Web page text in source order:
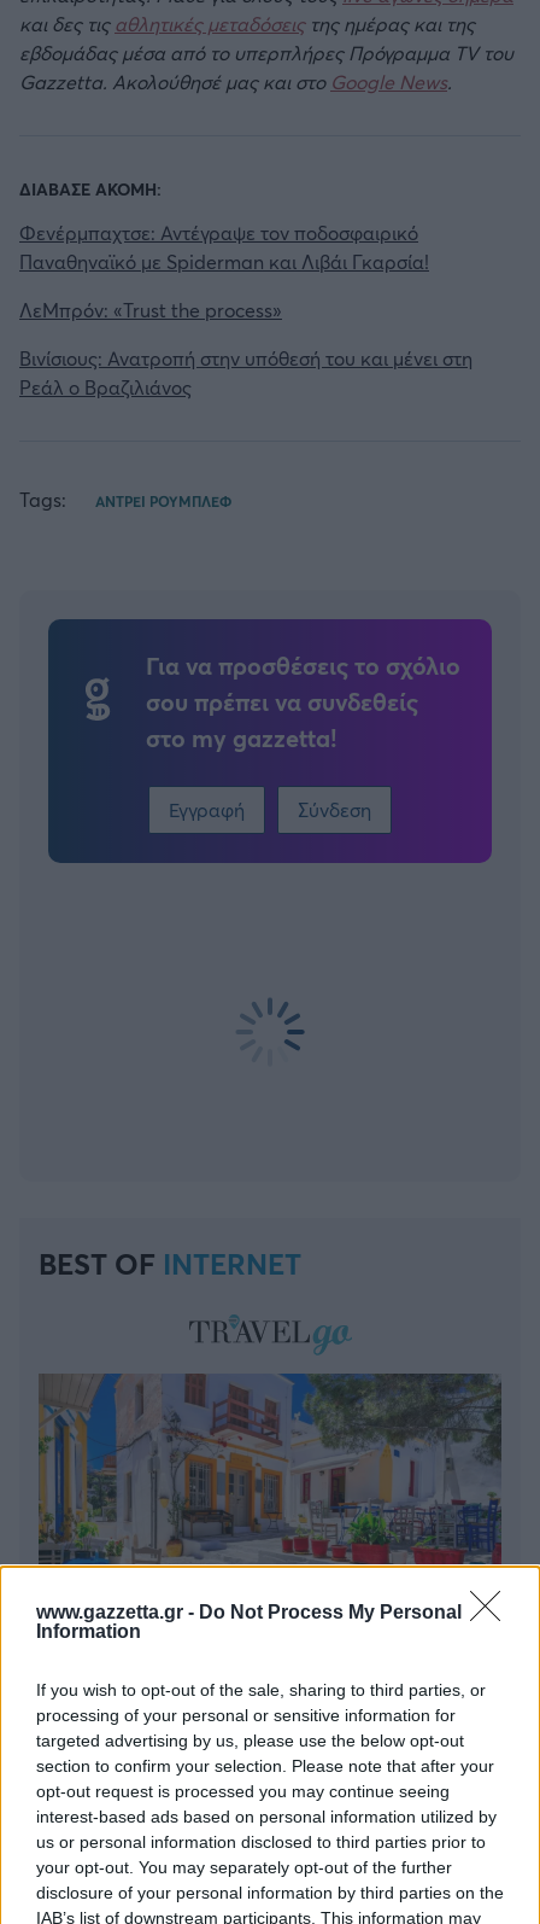
www.gazzetta.gr - Do Not Process My Personal
Information
If you wish to opt-out of the sale, sharing to third parties, or
processing of your personal or sensitive information for
targeted advertising by us, please use the below opt-out
section to confirm your selection. Please note that after your
opt-out request is processed you may continue seeing
interest-based ads based on personal information utilized by
us or personal information disclosed to third parties prior to
your opt-out. You may separately opt-out of the further
disclosure of your personal information by third parties on the
IAB’s list of downstream participants. This information may
και δες τιςαθλητικές μεταδόσειςτης ημέρας και της
εβδομάδας μέσα από το υπερπλήρες Πρόγραμμα TV του
Gazzetta. Ακολούθησέ μας και στο Google News.
ΔΙΑΒΑΣΕ ΑΚΟΜΗ:
Φενέρμπαχτσε: Αντέγραψε τον ποδοσφαιρικό
Παναθηναϊκό με Spiderman και Λιβάι Γκαρσία!
ΛεΜπρόν: «Trust the process»
Βινίσιους: Ανατροπή στην υπόθεσή του και μένει στη
Ρεάλ ο Βραζιλιάνος
Tags: ΑΝΤΡΕΙ ΡΟΥΜΠΛΕΦ
Για να προσθέσεις το σχόλιο
σου πρέπει να συνδεθείς
στο my gazzetta!
Εγγραφή Σύνδεση
BEST OF INTERNET
6 γραφικά χωριά των Κυκλάδων που αξίζει να
ανακαλύψετε
7 έξυπνα tips για να φτιάξετε γρήγορα τη βαλίτσα
των διακοπών
Η εξωτική παραλία της Πάργας που θα λατρέψετε